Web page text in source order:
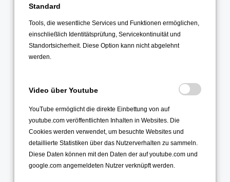
Juni 2023
Mai 2023
Januar 2023
2022
Dezember 2022
November 2022
Standard
Tools, die wesentliche Services und Funktionen ermöglichen,
einschließlich Identitätsprüfung, Servicekontinuität und
Standortsicherheit. Diese Option kann nicht abgelehnt
werden.
Video über Youtube
YouTube ermöglicht die direkte Einbettung von auf
youtube.com veröffentlichten Inhalten in Websites. Die
Cookies werden verwendet, um besuchte Websites und
detaillierte Statistiken über das Nutzerverhalten zu sammeln.
Diese Daten können mit den Daten der auf youtube.com und
google.com angemeldeten Nutzer verknüpft werden.